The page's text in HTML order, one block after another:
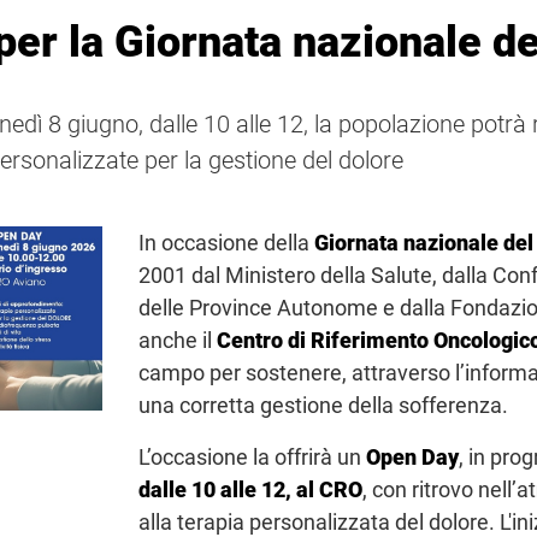
la Giornata nazionale
8 giugno, dalle 10 alle 12, la popolazione
per la gestione del dolore
In occasione della Giornata nazionale
2001 dal Ministero della Salute, dalla
delle Province Autonome e dalla
anche il Centro di Riferimento
campo per sostenere, attraverso
una corretta gestione della sofferenza.
L’occasione la offrirà un Open Day, in
dalle 10 alle 12, al CRO, con ritrovo
alla terapia personalizzata del dolore.